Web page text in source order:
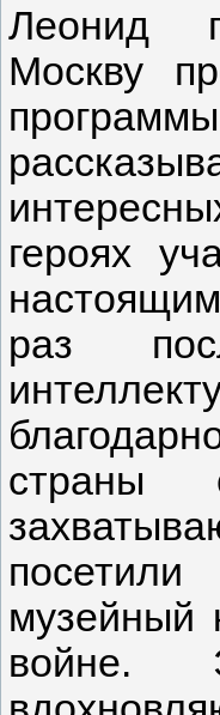
Леонид
Москву
героях
раз
страны
музейный
войне.